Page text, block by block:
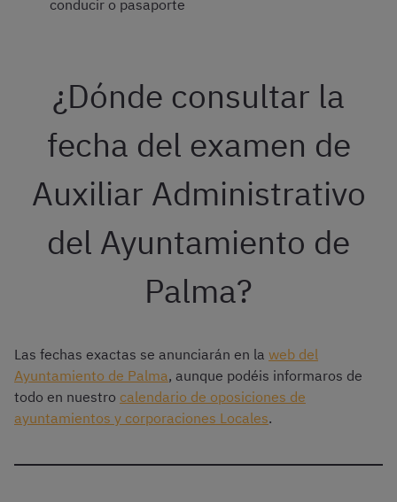
conducir o pasaporte
¿Dónde consultar la
fecha del examen de
Auxiliar Administrativo
del Ayuntamiento de
Palma?
Las fechas exactas se anunciarán en la web del
Ayuntamiento de Palma, aunque podéis informaros de
todo en nuestro calendario de oposiciones de
ayuntamientos y corporaciones Locales.